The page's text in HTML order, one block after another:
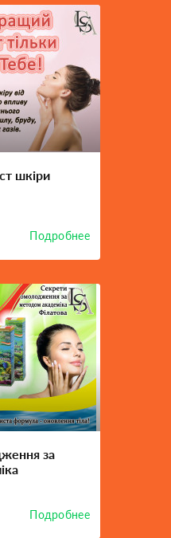
шкіри
Подробнее
за
Подробнее